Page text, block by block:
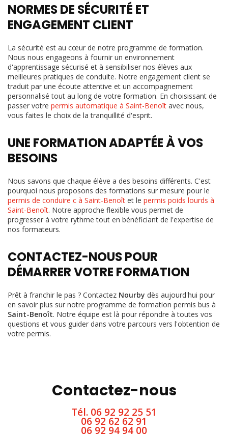
NORMES DE SÉCURITÉ ET
ENGAGEMENT CLIENT
La sécurité est au cœur de notre programme de formation.
Nous nous engageons à fournir un environnement
d'apprentissage sécurisé et à sensibiliser nos élèves aux
meilleures pratiques de conduite. Notre engagement client se
traduit par une écoute attentive et un accompagnement
personnalisé tout au long de votre formation. En choisissant de
passer votre permis automatique à Saint-Benoît avec nous,
vous faites le choix de la tranquillité d'esprit.
UNE FORMATION ADAPTÉE À VOS
BESOINS
Nous savons que chaque élève a des besoins différents. C'est
pourquoi nous proposons des formations sur mesure pour le
permis de conduire c à Saint-Benoît et le permis poids lourds à
Saint-Benoît. Notre approche flexible vous permet de
progresser à votre rythme tout en bénéficiant de l'expertise de
nos formateurs.
CONTACTEZ-NOUS POUR
DÉMARRER VOTRE FORMATION
Prêt à franchir le pas ? Contactez Nourby dès aujourd'hui pour
en savoir plus sur notre programme de formation permis bus à
Saint-Benoît. Notre équipe est là pour répondre à toutes vos
questions et vous guider dans votre parcours vers l'obtention de
votre permis.
Contactez-nous
Tél. 06 92 92 25 51
06 92 62 62 91
06 92 94 94 00